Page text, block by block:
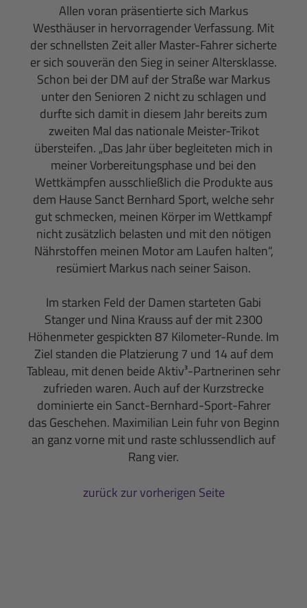
Allen voran präsentierte sich Markus
Westhäuser in hervorragender Verfassung. Mit
der schnellsten Zeit aller Master-Fahrer sicherte
er sich souverän den Sieg in seiner Altersklasse.
Schon bei der DM auf der Straße war Markus
unter den Senioren 2 nicht zu schlagen und
durfte sich damit in diesem Jahr bereits zum
zweiten Mal das nationale Meister-Trikot
übersteifen. „Das Jahr über begleiteten mich in
meiner Vorbereitungsphase und bei den
Wettkämpfen ausschließlich die Produkte aus
dem Hause Sanct Bernhard Sport, welche sehr
gut schmecken, meinen Körper im Wettkampf
nicht zusätzlich belasten und mit den nötigen
Nährstoffen meinen Motor am Laufen halten“,
resümiert Markus nach seiner Saison.
Im starken Feld der Damen starteten Gabi
Stanger und Nina Krauss auf der mit 2300
Höhenmeter gespickten 87 Kilometer-Runde. Im
Ziel standen die Platzierung 7 und 14 auf dem
Tableau, mit denen beide Aktiv³-Partnerinen sehr
zufrieden waren. Auch auf der Kurzstrecke
dominierte ein Sanct-Bernhard-Sport-Fahrer
das Geschehen. Maximilian Lein fuhr von Beginn
an ganz vorne mit und raste schlussendlich auf
Rang vier.
zurück zur vorherigen Seite